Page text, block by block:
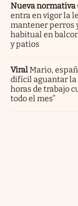
Nueva normativa
entra en vigor la
mantener perros
habitual en
y patios
ViralMario,
difícil aguantar la
horas de trabajo
todo el mes”